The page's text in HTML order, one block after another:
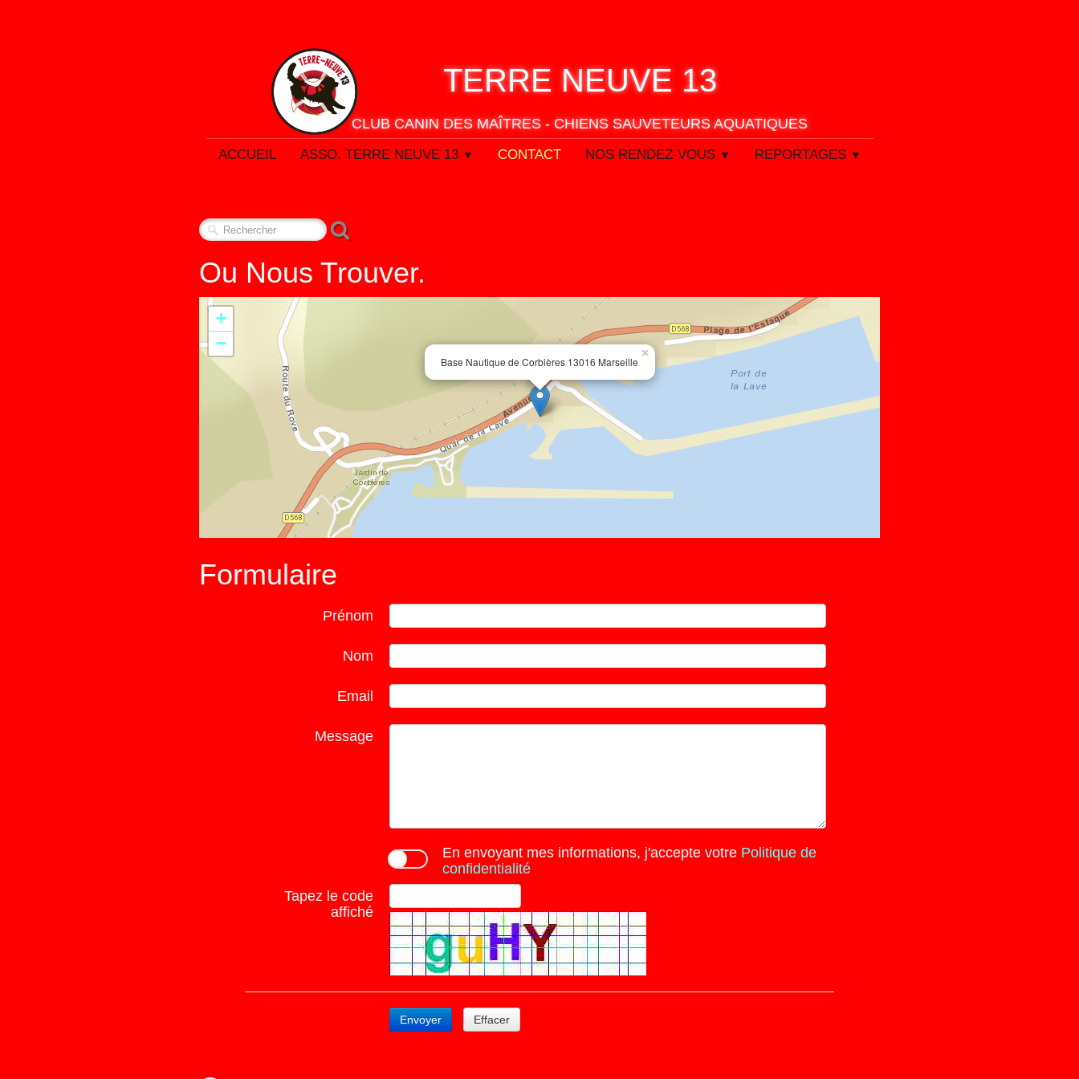
TERRE NEUVE 13
CLUB CANIN DES MAÎTRES - CHIENS SAUVETEURS AQUATIQUES
ACCUEIL ASSO. TERRE NEUVE 13 ▼ CONTACT NOS RENDEZ-VOUS ▼ REPORTAGES ▼
Ou Nous Trouver.
Base Nautique de Corbières 13016 Marseille
×
+
−
Formulaire
Prénom
Nom
Email
Message
En envoyant mes informations, j'accepte votre Politique de
confidentialité
Tapez le code
affiché
Envoyer Effacer